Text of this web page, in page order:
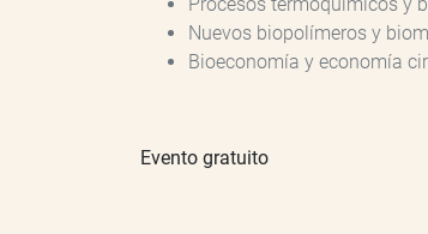
Nuevos biopolímeros y
Bioeconomía y economía
Evento gratuito